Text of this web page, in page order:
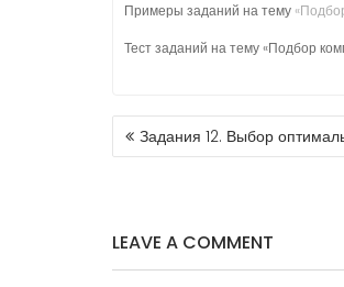
Примеры заданий на тему
Тест заданий на тему «Подбор
НАВИГАЦИЯ
ПОЗадания 12. Выбор
LEAVE A COMMENT